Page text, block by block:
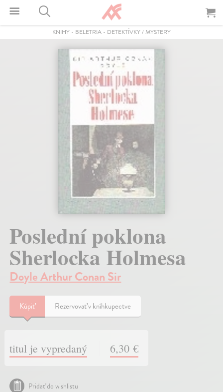
KNIHY - BELETRIA - DETEKTÍVKY / MYSTERY
Poslední poklona
Sherlocka Holmesa
Doyle Arthur Conan Sir
Kúpiť Rezervovať v kníhkupectve
titul je vypredaný 6,30 €
Pridať do wishlistu